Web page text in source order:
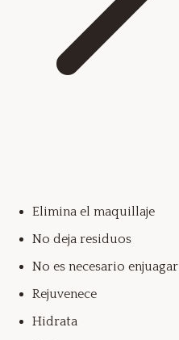
Elimina el maquillaje
No deja residuos
No es necesario enjuagar
Rejuvenece
Hidrata